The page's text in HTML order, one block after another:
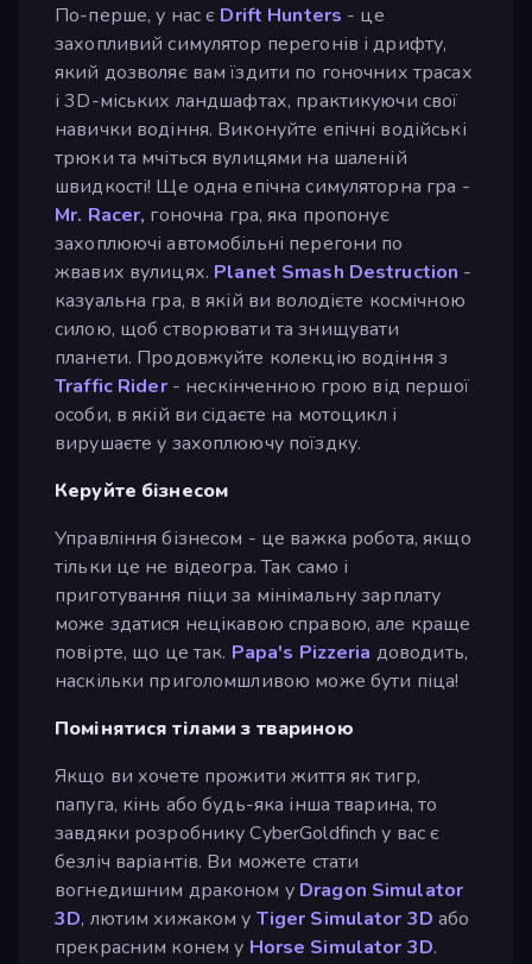
По-перше, у нас є Drift Hunters - це
захопливий симулятор перегонів і дрифту,
який дозволяє вам їздити по гоночних трасах
і 3D-міських ландшафтах, практикуючи свої
навички водіння. Виконуйте епічні водійські
трюки та мчіться вулицями на шаленій
швидкості! Ще одна епічна симуляторна гра -
Mr. Racer, гоночна гра, яка пропонує
захоплюючі автомобільні перегони по
жвавих вулицях. Planet Smash Destruction -
казуальна гра, в якій ви володієте космічною
силою, щоб створювати та знищувати
планети. Продовжуйте колекцію водіння з
Traffic Rider- нескінченною грою від першої
особи, в якій ви сідаєте на мотоцикл і
вирушаєте у захоплюючу поїздку.
Керуйте бізнесом
Управління бізнесом - це важка робота, якщо
тільки це не відеогра. Так само і
приготування піци за мінімальну зарплату
може здатися нецікавою справою, але краще
повірте, що це так. Papa's Pizzeria доводить,
наскільки приголомшливою може бути піца!
Помінятися тілами з твариною
Якщо ви хочете прожити життя як тигр,
папуга, кінь або будь-яка інша тварина, то
завдяки розробнику CyberGoldfinch у вас є
безліч варіантів. Ви можете стати
вогнедишним драконом у Dragon Simulator
3D, лютим хижаком у Tiger Simulator 3D або
прекрасним конем у Horse Simulator 3D.